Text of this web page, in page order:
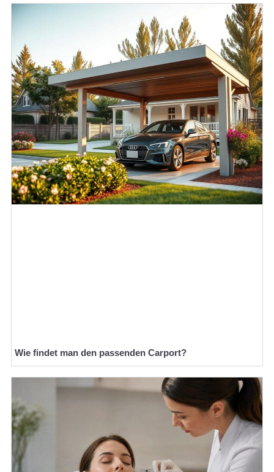
Wie findet man den passenden Carport?